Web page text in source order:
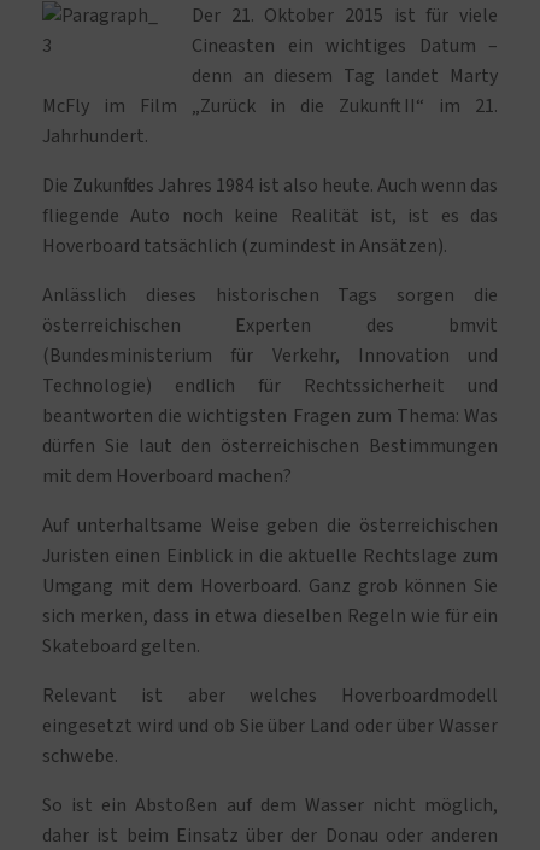
Der 21. Oktober 2015 ist für viele
Cineasten ein wichtiges Datum –
denn an diesem Tag landet Marty
McFly im Film „Zurück in die Zukunft II“ im 21.
Jahrhundert.
Die Zukunft des Jahres 1984 ist also heute. Auch wenn das
fliegende Auto noch keine Realität ist, ist es das
Hoverboard tatsächlich (zumindest in Ansätzen).
Anlässlich dieses historischen Tags sorgen die
österreichischen Experten des bmvit
(Bundesministerium für Verkehr, Innovation und
Technologie) endlich für Rechtssicherheit und
beantworten die wichtigsten Fragen zum Thema: Was
dürfen Sie laut den österreichischen Bestimmungen
mit dem Hoverboard machen?
Auf unterhaltsame Weise geben die österreichischen
Juristen einen Einblick in die aktuelle Rechtslage zum
Umgang mit dem Hoverboard. Ganz grob können Sie
sich merken, dass in etwa dieselben Regeln wie für ein
Skateboard gelten.
Relevant ist aber welches Hoverboardmodell
eingesetzt wird und ob Sie über Land oder über Wasser
schwebe.
So ist ein Abstoßen auf dem Wasser nicht möglich,
daher ist beim Einsatz über der Donau oder anderen